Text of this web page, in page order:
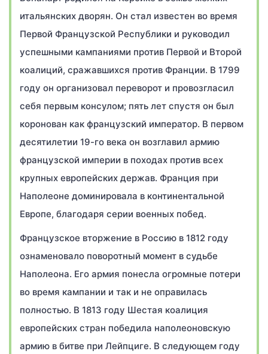
итальянских дворян. Он стал известен во время
Первой Французской Республики и руководил
успешными кампаниями против Первой и Второй
коалиций, сражавшихся против Франции. В 1799
году он организовал переворот и провозгласил
себя первым консулом; пять лет спустя он был
коронован как французский император. В первом
десятилетии 19-го века он возглавил армию
французской империи в походах против всех
крупных европейских держав. Франция при
Наполеоне доминировала в континентальной
Европе, благодаря серии военных побед.
Французское вторжение в Россию в 1812 году
ознаменовало поворотный момент в судьбе
Наполеона. Его армия понесла огромные потери
во время кампании и так и не оправилась
полностью. В 1813 году Шестая коалиция
европейских стран победила наполеоновскую
армию в битве при Лейпциге. В следующем году